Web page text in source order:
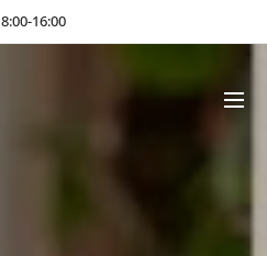
8:00-16:00